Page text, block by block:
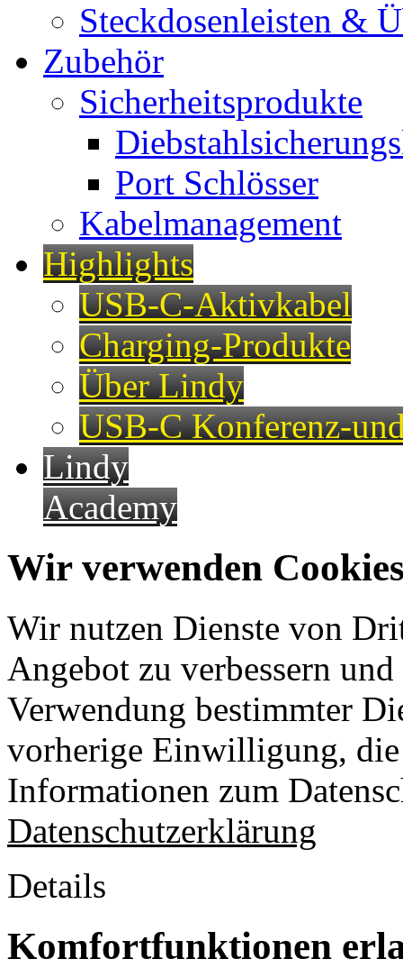
Steckdosenleisten &
Zubehör
Sicherheitsprodukte
Port Schlösser
Kabelmanagement
Highlights
USB-C-Aktivkabel
Charging-Produkte
Über Lindy
USB-C Konferenz-
Lindy
Academy
Wir verwenden
Wir nutzen Dienste von
Angebot zu verbessern
Verwendung bestimmter
vorherige Einwilligung,
Informationen zum
Datenschutzerklärung
Details
Komfortfunktionen